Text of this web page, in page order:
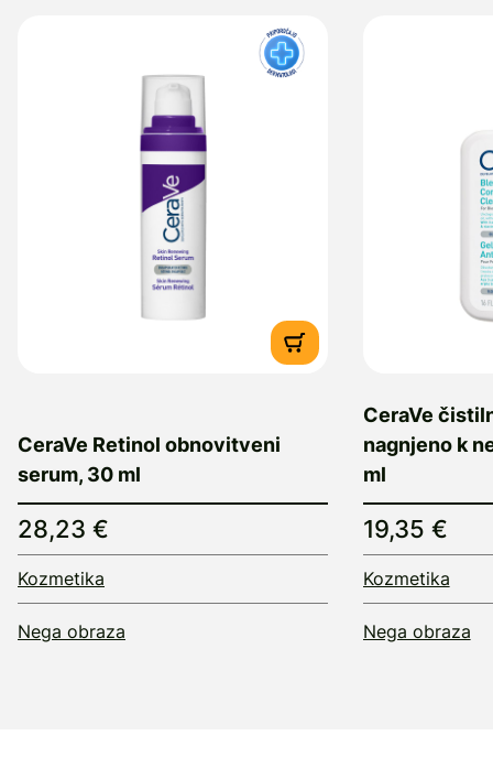
CeraVe Retinol obnovitveni
serum, 30 ml
28,23 €
Kozmetika
Nega obraza
CeraVe
nagnjeno k
ml
19,35 €
Kozmetika
Nega obraza